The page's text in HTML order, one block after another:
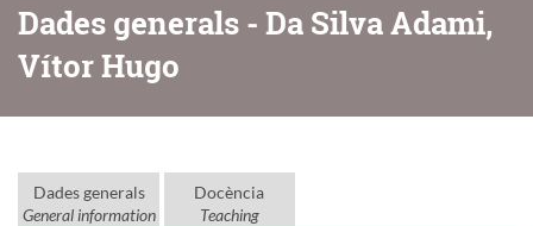
Dades generals - Da Silva Adami,
Vítor Hugo
Dades generals
General information
Docència
Teaching